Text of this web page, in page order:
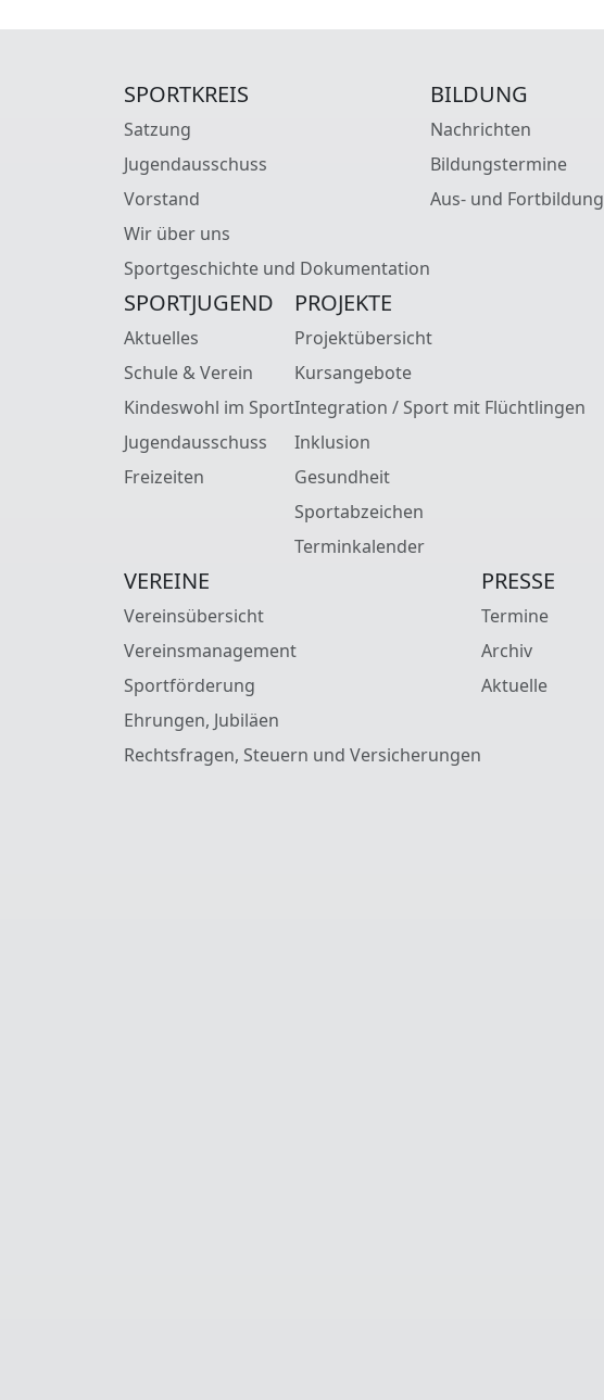
SPORTKREIS
Satzung
Jugendausschuss
Vorstand
Wir über uns
Sportgeschichte und Dokumentation
BILDUNG
Nachrichten
Bildungstermine
Aus- und Fortbildung
SPORTJUGEND
Aktuelles
Schule & Verein
Kindeswohl im Sport
Jugendausschuss
Freizeiten
PROJEKTE
Projektübersicht
Kursangebote
Integration / Sport mit Flüchtlingen
Inklusion
Gesundheit
Sportabzeichen
Terminkalender
VEREINE
Vereinsübersicht
Vereinsmanagement
Sportförderung
Ehrungen, Jubiläen
Rechtsfragen, Steuern und Versicherungen
PRESSE
Termine
Archiv
Aktuelle